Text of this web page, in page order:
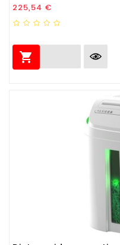
Prezzo
225,54 €
